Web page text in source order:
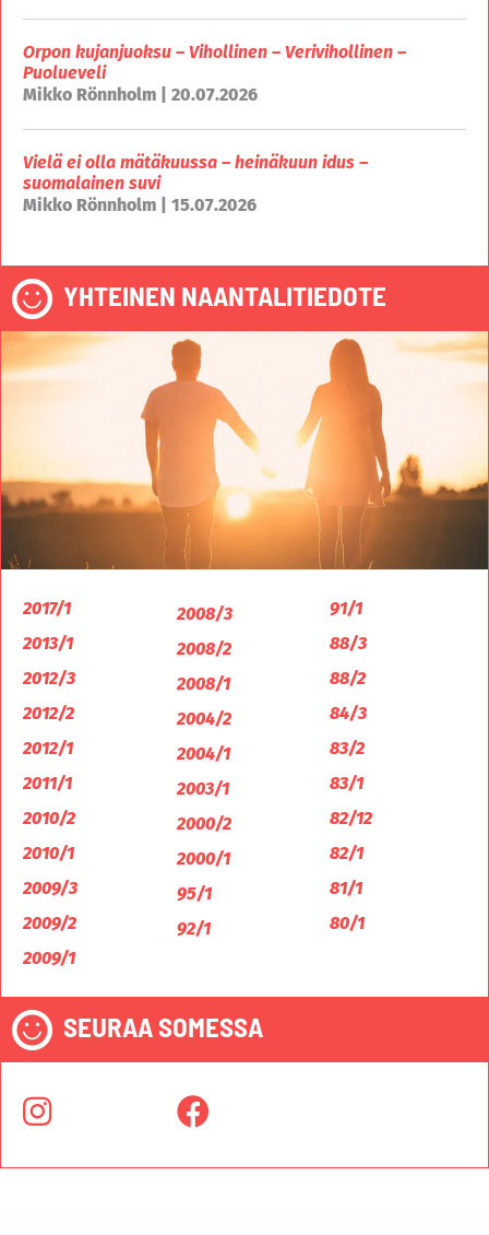
Orpon kujanjuoksu – Vihollinen – Verivihollinen –
Puolueveli
Mikko Rönnholm | 20.07.2026
Vielä ei olla mätäkuussa – heinäkuun idus –
suomalainen suvi
Mikko Rönnholm | 15.07.2026
YHTEINEN NAANTALITIEDOTE
2017/1
2013/1
2012/3
2012/2
2012/1
2011/1
2010/2
2010/1
2009/3
2009/2
2009/1
2008/3
2008/2
2008/1
2004/2
2004/1
2003/1
2000/2
2000/1
95/1
92/1
91/1
88/3
88/2
84/3
83/2
83/1
82/12
82/1
81/1
80/1
SEURAA SOMESSA